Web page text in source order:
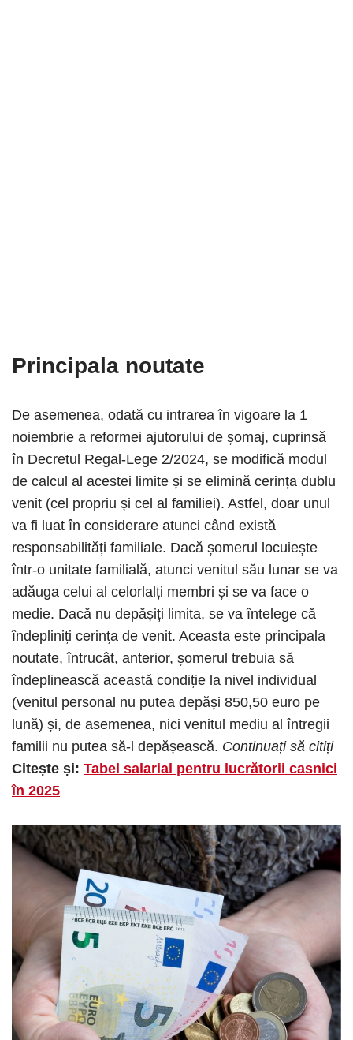
Principala noutate
De asemenea, odată cu intrarea în vigoare la 1
noiembrie a reformei ajutorului de șomaj, cuprinsă
în Decretul Regal-Lege 2/2024, se modifică modul
de calcul al acestei limite și se elimină cerința dublu
venit (cel propriu și cel al familiei). Astfel, doar unul
va fi luat în considerare atunci când există
responsabilități familiale. Dacă șomerul locuiește
într-o unitate familială, atunci venitul său lunar se va
adăuga celui al celorlalți membri și se va face o
medie. Dacă nu depășiți limita, se va întelege că
îndepliniți cerința de venit. Aceasta este principala
noutate, întrucât, anterior, șomerul trebuia să
îndeplinească această condiție la nivel individual
(venitul personal nu putea depăși 850,50 euro pe
lună) și, de asemenea, nici venitul mediu al întregii
familii nu putea să-l depășească. Continuați să citiți
Citește și: Tabel salarial pentru lucrătorii casnici
în 2025